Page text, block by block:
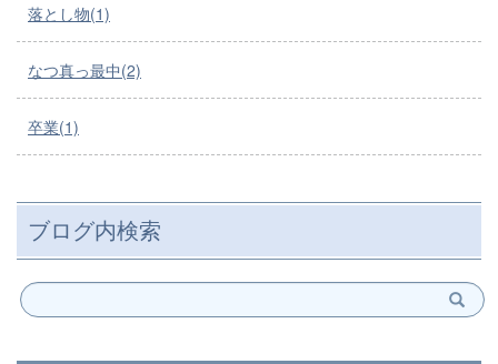
落とし物(1)
なつ真っ最中(2)
卒業(1)
ブログ内検索